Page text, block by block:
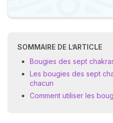
SOMMAIRE DE L’ARTICLE
Bougies des sept
Les bougies des sept
chacun
Comment utiliser les